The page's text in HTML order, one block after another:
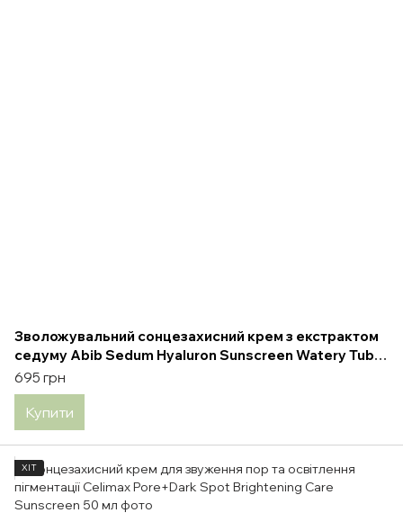
Зволожувальний сонцезахисний крем з екстрактом
седуму Abib Sedum Hyaluron Sunscreen Watery Tube
50 мл
695 грн
Купити
ХІТ